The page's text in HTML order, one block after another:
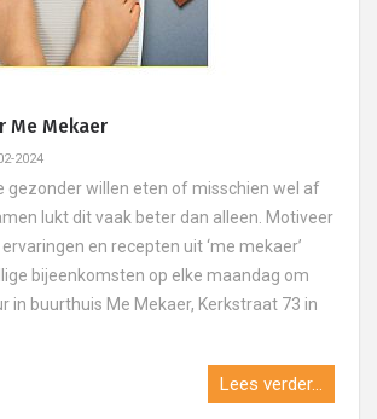
Me Mekaer
2024
gezonder willen eten of misschien wel af
lukt dit vaak beter dan alleen. Motiveer
en recepten uit ‘me mekaer’
bijeenkomsten op elke maandag om
in buurthuis Me Mekaer, Kerkstraat 73 in
Lees verder...